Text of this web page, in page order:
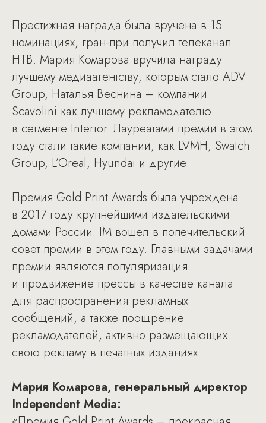
Престижная награда была вручена в 15
номинациях, гран-при получил телеканал
НТВ. Мария Комарова вручила награду
лучшему медиаагентству, которым стало ADV
Group, Наталья Веснина – компании
Scavolini как лучшему рекламодателю
в сегменте Interior. Лауреатами премии в этом
году стали такие компании, как LVMH, Swatch
Group, L’Oreal, Hyundai и другие.
Премия Gold Print Awards была учреждена
в 2017 году крупнейшими издательскими
домами России. IM вошел в попечительский
совет премии в этом году. Главными задачами
премии являются популяризация
и продвижение прессы в качестве канала
для распространения рекламных
сообщений, а также поощрение
рекламодателей, активно размещающих
свою рекламу в печатных изданиях.
Мария Комарова, генеральный директор
Independent Media: